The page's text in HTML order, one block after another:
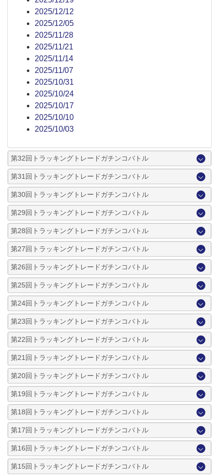
2025/12/12
2025/12/05
2025/11/28
2025/11/21
2025/11/14
2025/11/07
2025/10/31
2025/10/24
2025/10/17
2025/10/10
2025/10/03
第32回トラッキングトレードガチンコバトル
第31回トラッキングトレードガチンコバトル
第30回トラッキングトレードガチンコバトル
第29回トラッキングトレードガチンコバトル
第28回トラッキングトレードガチンコバトル
第27回トラッキングトレードガチンコバトル
第26回トラッキングトレードガチンコバトル
第25回トラッキングトレードガチンコバトル
第24回トラッキングトレードガチンコバトル
第23回トラッキングトレードガチンコバトル
第22回トラッキングトレードガチンコバトル
第21回トラッキングトレードガチンコバトル
第20回トラッキングトレードガチンコバトル
第19回トラッキングトレードガチンコバトル
第18回トラッキングトレードガチンコバトル
第17回トラッキングトレードガチンコバトル
第16回トラッキングトレードガチンコバトル
第15回トラッキングトレードガチンコバトル